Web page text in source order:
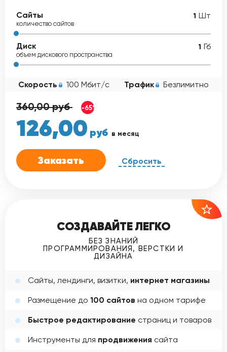
Сайты
количество сайтов
Шт
Диск
объем дискового пространства
Гб
Скорость 100 Мбит/с Трафик Безлимитно
360,00руб -65%
126,00 руб в месяц
Заказать Сбросить
СОЗДАВАЙТЕ ЛЕГКО
БЕЗ ЗНАНИЙ
ПРОГРАММИРОВАНИЯ, ВЕРСТКИ И
ДИЗАЙНА
Сайты, лендинги, визитки, интернет магазины
Размещение до 100 сайтов на одном тарифе
Быстрое редактирование страниц и товаров
Инструменты для продвижения сайта